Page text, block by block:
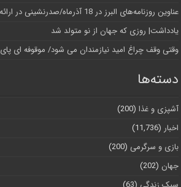
عناوین روزنامه‌های البرز در ‌18 آذرماه/صدرنشینی در ارائه خدمات زایمان بی‌درد
یادداشت| روزی که جهان از نو متولد شد
وقتی وقف چراغ امید نیازمندان می شود/ موقوفه ای پای
دسته‌ها
آشپزی و غذا (200)
اخبار (11,736)
بازی و سرگرمی (200)
جهان (202)